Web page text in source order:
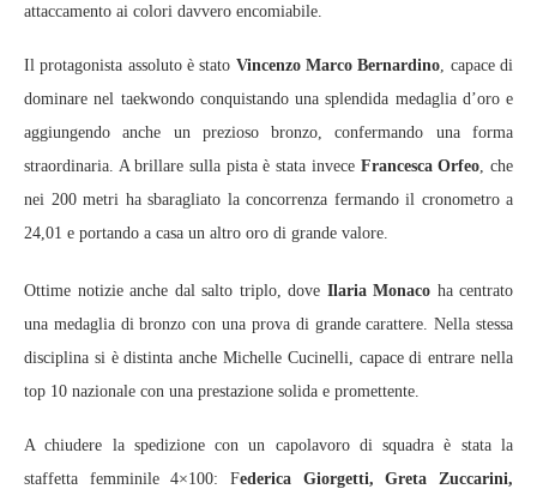
attaccamento ai colori davvero encomiabile.
Il protagonista assoluto è stato Vincenzo Marco Bernardino , capace di
dominare nel taekwondo conquistando una splendida medaglia d’oro e
aggiungendo anche un prezioso bronzo, confermando una forma
straordinaria. A brillare sulla pista è stata invece Francesca Orfeo , che
nei 200 metri ha sbaragliato la concorrenza fermando il cronometro a
24,01 e portando a casa un altro oro di grande valore.
Ottime notizie anche dal salto triplo, dove Ilaria Monaco ha centrato
una medaglia di bronzo con una prova di grande carattere. Nella stessa
disciplina si è distinta anche Michelle Cucinelli, capace di entrare nella
top 10 nazionale con una prestazione solida e promettente.
A chiudere la spedizione con un capolavoro di squadra è stata la
staffetta femminile 4×100: Federica Giorgetti, Greta Zuccarini,